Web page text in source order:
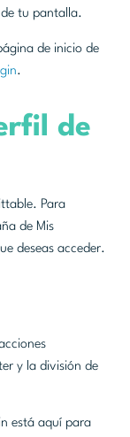
de tu pantalla.
de inicio de
.
de
Para
de Mis
deseas acceder.
y la división de
está aquí para